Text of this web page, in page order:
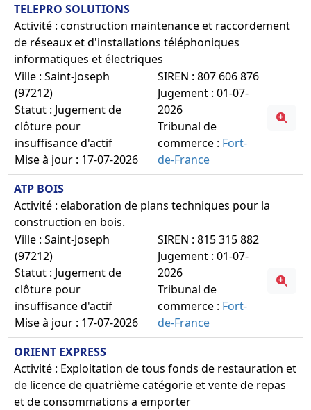
TELEPRO SOLUTIONS
Activité : construction maintenance et raccordement
de réseaux et d'installations téléphoniques
informatiques et électriques
Ville : Saint-Joseph
(97212)
Statut : Jugement de
clôture pour
insuffisance d'actif
Mise à jour : 17-07-2026
SIREN : 807 606 876
Jugement : 01-07-
2026
Tribunal de
commerce : Fort-
de-France
ATP BOIS
Activité : elaboration de plans techniques pour la
construction en bois.
Ville : Saint-Joseph
(97212)
Statut : Jugement de
clôture pour
insuffisance d'actif
Mise à jour : 17-07-2026
SIREN : 815 315 882
Jugement : 01-07-
2026
Tribunal de
commerce : Fort-
de-France
ORIENT EXPRESS
Activité : Exploitation de tous fonds de restauration et
de licence de quatrième catégorie et vente de repas
et de consommations a emporter